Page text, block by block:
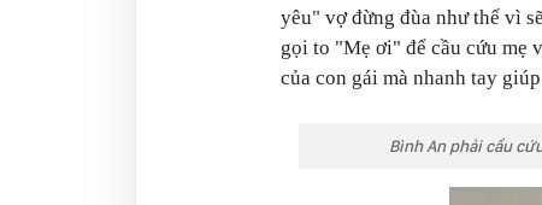
yêu" vợ đừng đùa như thế vì
gọi to "Mẹ ơi" để cầu cứu mẹ
của con gái mà nhanh tay
Bình An phải cầu